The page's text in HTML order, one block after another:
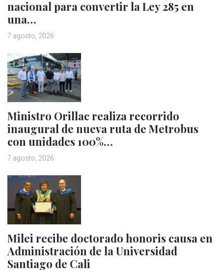
nacional para convertir la Ley 285 en
una…
7 agosto, 2026
Ministro Orillac realiza recorrido
inaugural de nueva ruta de Metrobus
con unidades 100%…
7 agosto, 2026
Milei recibe doctorado honoris causa en
Administración de la Universidad
Santiago de Cali